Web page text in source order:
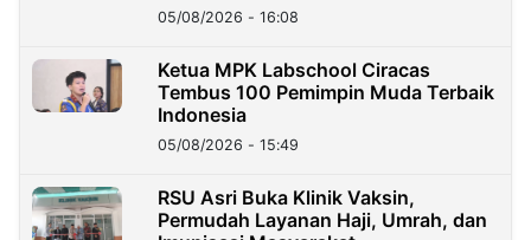
05/08/2026 - 16:08
Ketua MPK Labschool Ciracas
Tembus 100 Pemimpin Muda Terbaik
Indonesia
05/08/2026 - 15:49
RSU Asri Buka Klinik Vaksin,
Permudah Layanan Haji, Umrah, dan